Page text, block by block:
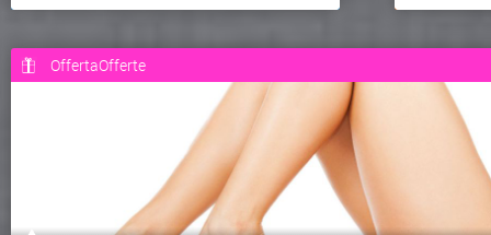
OffertaOfferte